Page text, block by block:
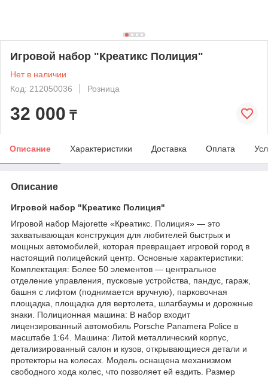
Игровой набор "Креатикс Полиция"
Нет в наличии
Код: 212050036
Розница
32 000 ₸
Описание Характеристики Доставка Оплата
Описание
Игровой набор "Креатикс Полиция"
Игровой набор Majorette «Креатикс. Полиция» — это
захватывающая конструкция для любителей быстрых и
мощных автомобилей, которая превращает игровой город в
настоящий полицейский центр. Основные характеристики:
Комплектация: Более 50 элементов — центральное
отделение управления, пусковые устройства, пандус, гараж,
башня с лифтом (поднимается вручную), парковочная
площадка, площадка для вертолета, шлагбаумы и дорожные
знаки. Полиционная машина: В набор входит
лицензированный автомобиль Porsche Panamera Police в
масштабе 1:64. Машина: Литой металлический корпус,
детализированный салон и кузов, открывающиеся детали и
протекторы на колесах. Модель оснащена механизмом
свободного хода колес, что позволяет ей ездить. Размер